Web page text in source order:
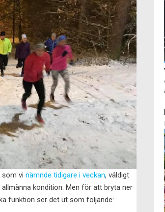
som vi nämnde tidigare i veckan, väldigt
kondition. Men för att bryta ner
funktion ser det ut som följande: